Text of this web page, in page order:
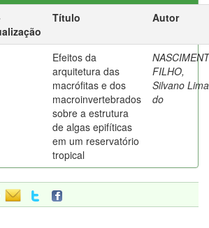
Título Autor
Efeitos da
arquitetura das
macrófitas e dos
macroinvertebrados
sobre a estrutura
de algas epifíticas
em um reservatório
tropical
FILHO,
Silvano Lima
do